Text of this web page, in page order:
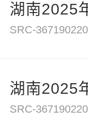
湖南2025
SRC-367190220
湖南2025
SRC-367190220